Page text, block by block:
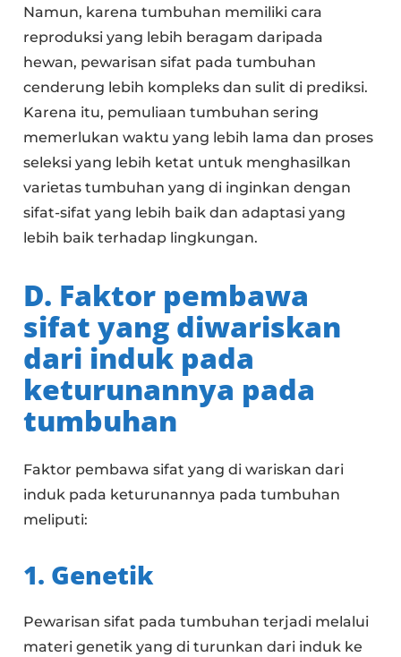
Namun, karena tumbuhan memiliki cara
reproduksi yang lebih beragam daripada
hewan, pewarisan sifat pada tumbuhan
cenderung lebih kompleks dan sulit di prediksi.
Karena itu, pemuliaan tumbuhan sering
memerlukan waktu yang lebih lama dan proses
seleksi yang lebih ketat untuk menghasilkan
varietas tumbuhan yang di inginkan dengan
sifat-sifat yang lebih baik dan adaptasi yang
lebih baik terhadap lingkungan.
D. Faktor pembawa
sifat yang diwariskan
dari induk pada
keturunannya pada
tumbuhan
Faktor pembawa sifat yang di wariskan dari
induk pada keturunannya pada tumbuhan
meliputi:
1. Genetik
Pewarisan sifat pada tumbuhan terjadi melalui
materi genetik yang di turunkan dari induk ke